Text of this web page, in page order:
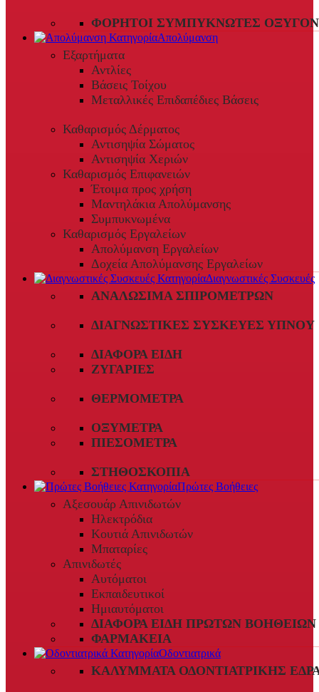
ΦΟΡΗΤΟΊ ΣΥΜΠΥΚΝΩΤΈΣ
Απολύμανση
Εξαρτήματα
Αντλίες
Βάσεις Τοίχου
Μεταλλικές Επιδαπέδιες Βάσεις
Καθαρισμός Δέρματος
Αντισηψία Σώματος
Αντισηψία Χεριών
Καθαρισμός Επιφανειών
Έτοιμα προς χρήση
Μαντηλάκια Απολύμανσης
Συμπυκνωμένα
Καθαρισμός Εργαλείων
Απολύμανση Εργαλείων
Δοχεία Απολύμανσης Εργαλείων
Διαγνωστικές Συσκευές
ΑΝΑΛΏΣΙΜΑ ΣΠΙΡΟΜΈΤΡΩΝ
ΔΙΑΓΝΩΣΤΙΚΈΣ ΣΥΣΚΕΥΈΣ ΎΠΝΟΥ
ΔΙΆΦΟΡΑ ΕΊΔΗ
ΖΥΓΑΡΙΈΣ
ΘΕΡΜΌΜΕΤΡΑ
ΟΞΎΜΕΤΡΑ
ΠΙΕΣΌΜΕΤΡΑ
ΣΤΗΘΟΣΚΌΠΙΑ
Πρώτες Βοήθειες
Αξεσουάρ Απινιδωτών
Ηλεκτρόδια
Κουτιά Απινιδωτών
Μπαταρίες
Απινιδωτές
Αυτόματοι
Εκπαιδευτικοί
Ημιαυτόματοι
ΔΙΆΦΟΡΑ ΕΊΔΗ ΠΡΏΤΩΝ ΒΟΗΘΕΙΏΝ
ΦΑΡΜΑΚΕΊΑ
Οδοντιατρικά
ΚΑΛΎΜΜΑΤΑ ΟΔΟΝΤΙΑΤΡΙΚΉΣ